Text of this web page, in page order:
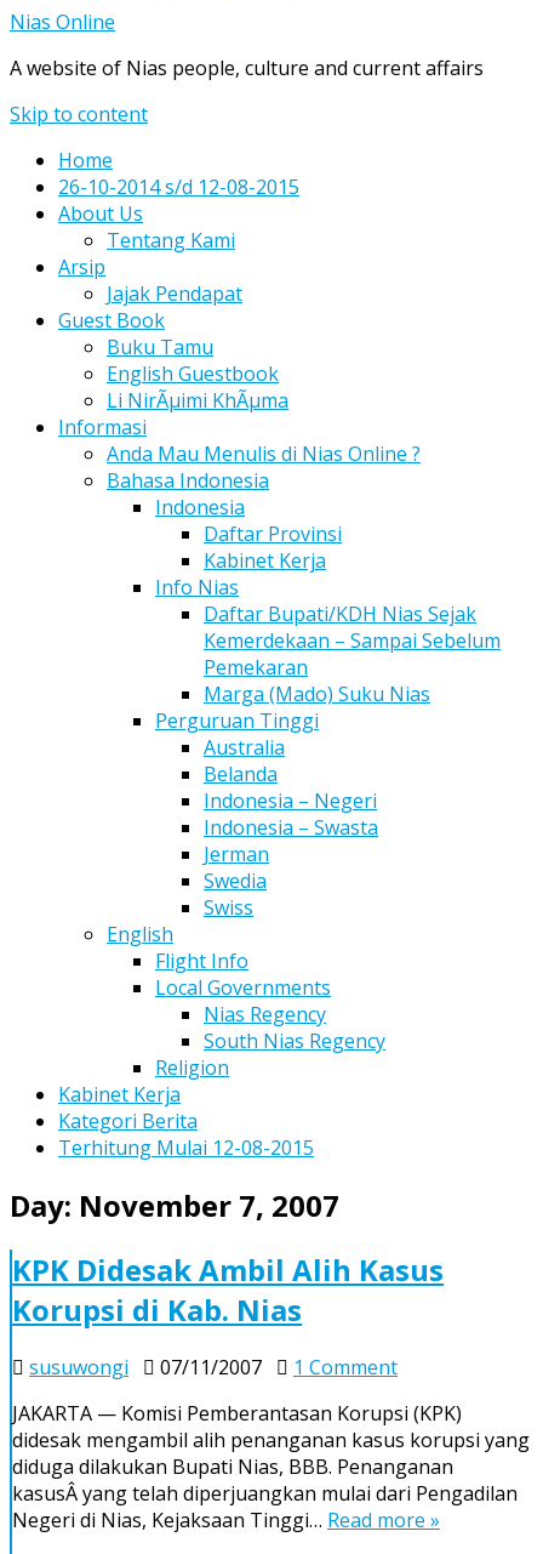
Nias Online
A website of Nias people, culture and current affairs
Skip to content
Home
26-10-2014 s/d 12-08-2015
About Us
Tentang Kami
Arsip
Jajak Pendapat
Guest Book
Buku Tamu
English Guestbook
Li NirÃµimi KhÃµma
Informasi
Anda Mau Menulis di Nias Online ?
Bahasa Indonesia
Indonesia
Daftar Provinsi
Kabinet Kerja
Info Nias
Daftar Bupati/KDH Nias Sejak
Kemerdekaan – Sampai Sebelum
Pemekaran
Marga (Mado) Suku Nias
Perguruan Tinggi
Australia
Belanda
Indonesia – Negeri
Indonesia – Swasta
Jerman
Swedia
Swiss
English
Flight Info
Local Governments
Nias Regency
South Nias Regency
Religion
Kabinet Kerja
Kategori Berita
Terhitung Mulai 12-08-2015
Day: November 7, 2007
KPK Didesak Ambil Alih Kasus
Korupsi di Kab. Nias
susuwongi 07/11/2007 1 Commenton
Didesak
Ambil
Alih
Kasus
Korupsi
JAKARTA — Komisi Pemberantasan Korupsi (KPK)
didesak mengambil alih penanganan kasus korupsi yang
diduga dilakukan Bupati Nias, BBB. Penanganan
kasusÂ yang telah diperjuangkan mulai dari Pengadilan
Negeri di Nias, Kejaksaan Tinggi… Read more »